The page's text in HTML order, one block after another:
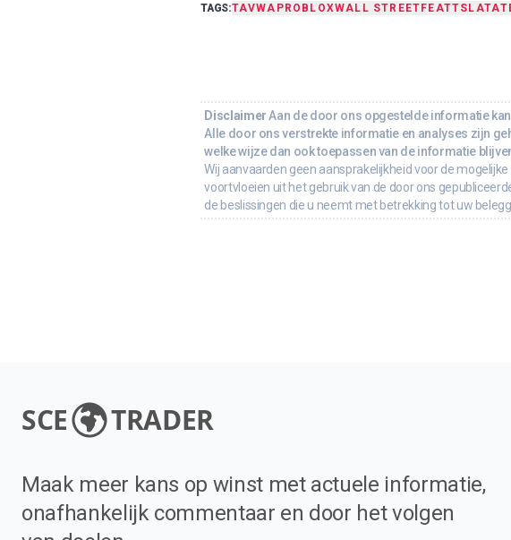
TAGS:TAVWAPROBLOXWALL STREETFEATTSLATA
Disclaimer Aan de door ons opgestelde informatie
Alle door ons verstrekte informatie en analyses zijn
welke wijze dan ook toepassen van de informatie
Wij aanvaarden geen aansprakelijkheid voor de
voortvloeien uit het gebruik van de door ons
de beslissingen die u neemt met betrekking tot uw
SCE TRADER
Maak meer kans op winst met actuele informatie,
onafhankelijk commentaar en door het volgen